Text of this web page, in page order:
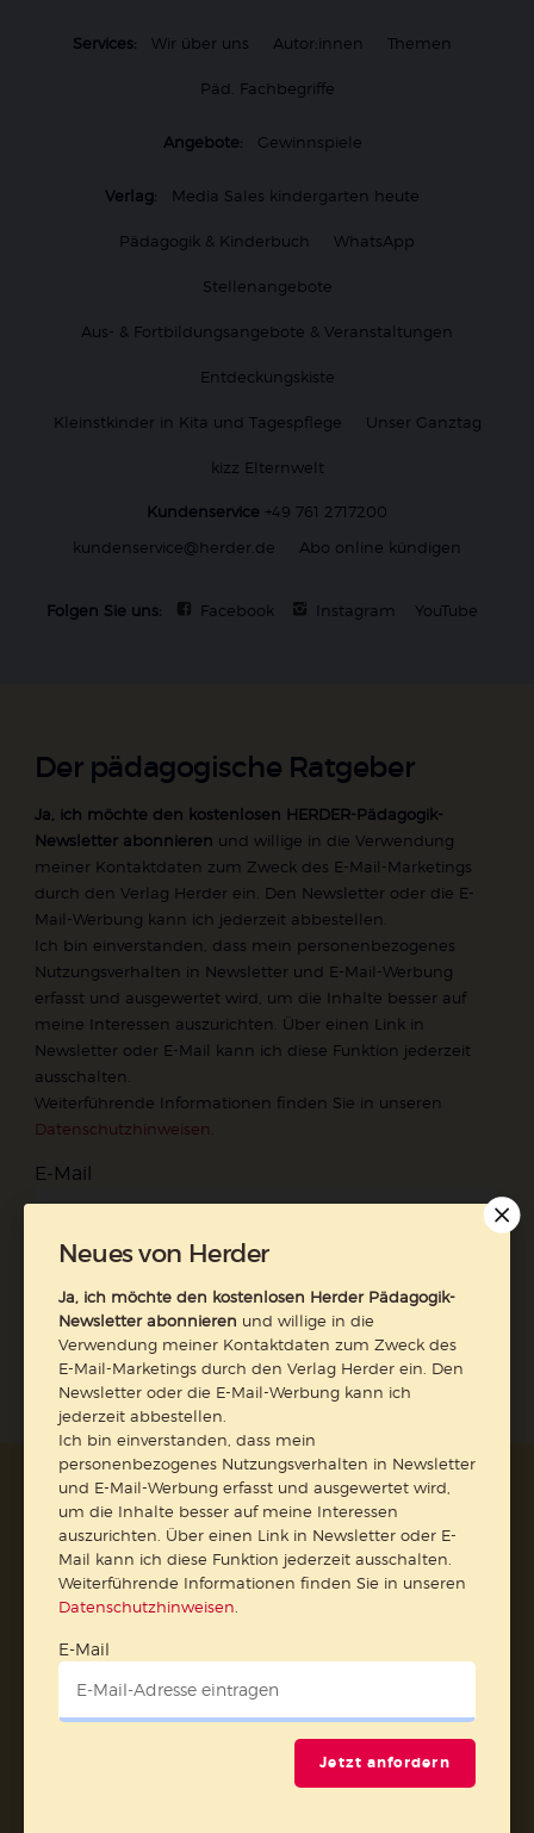
Services: Wir über uns Autor:innen Themen
Päd. Fachbegriffe
Angebote: Gewinnspiele
Verlag: Media Sales kindergarten heute
Pädagogik & Kinderbuch WhatsApp
Stellenangebote
Aus- & Fortbildungsangebote & Veranstaltungen
Entdeckungskiste
Kleinstkinder in Kita und Tagespflege Unser Ganztag
kizz Elternwelt
Kundenservice +49 761 2717200
kundenservice@herder.de
Abo online kündigen
Folgen Sie uns: Facebook Instagram YouTube
Der pädagogische Ratgeber
Ja, ich möchte den kostenlosen HERDER-Pädagogik-
Newsletter abonnieren und willige in die Verwendung
meiner Kontaktdaten zum Zweck des E-Mail-Marketings
durch den Verlag Herder ein. Den Newsletter oder die E-
Mail-Werbung kann ich jederzeit abbestellen.
Ich bin einverstanden, dass mein personenbezogenes
Nutzungsverhalten in Newsletter und E-Mail-Werbung
erfasst und ausgewertet wird, um die Inhalte besser auf
meine Interessen auszurichten. Über einen Link in
Newsletter oder E-Mail kann ich diese Funktion jederzeit
ausschalten.
Weiterführende Informationen finden Sie in unseren
Datenschutzhinweisen
E-Mail
Jetzt anmelden
AGB und Widerrufsbelehrung
Datenschutz
Barrierefreiheit
Impressum
Vertrag widerrufen
Neues von Herder
Ja, ich möchte den kostenlosen Herder Pädagogik-
Newsletter abonnieren und willige in die
Verwendung meiner Kontaktdaten zum Zweck des
E-Mail-Marketings durch den Verlag Herder ein. Den
Newsletter oder die E-Mail-Werbung kann ich
jederzeit abbestellen.
Ich bin einverstanden, dass mein
personenbezogenes Nutzungsverhalten in Newsletter
und E-Mail-Werbung erfasst und ausgewertet wird,
um die Inhalte besser auf meine Interessen
auszurichten. Über einen Link in Newsletter oder E-
Mail kann ich diese Funktion jederzeit ausschalten.
Weiterführende Informationen finden Sie in unseren
Datenschutzhinweisen
E-Mail
Jetzt anfordern